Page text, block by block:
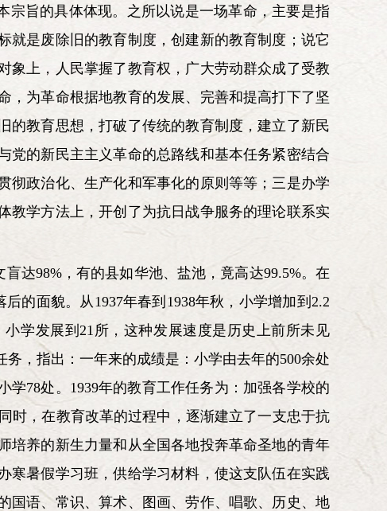
宗旨的具体体现。之所以说是一场革命，主要是指
就是废除旧的教育制度，创建新的教育制度；说它
象上，人民掌握了教育权，广大劳动群众成了受教
，为革命根据地教育的发展、完善和提高打下了坚
的教育思想，打破了传统的教育制度，建立了新民
党的新民主主义革命的总路线和基本任务紧密结合
彻政治化、生产化和军事化的原则等等；三是办学
教学方法上，开创了为抗日战争服务的理论联系实
达98%，有的县如华池、盐池，竟高达99.5%。在
的面貌。从1937年春到1938年秋，小学增加到2.2
学发展到21所，这种发展速度是历史上前所未见
，指出：一年来的成绩是：小学由去年的500余处
学78处。1939年的教育工作任务为：加强各学校的
时，在教育改革的过程中，逐渐建立了一支忠于抗
培养的新生力量和从全国各地投奔革命圣地的青年
寒暑假学习班，供给学习材料，使这支队伍在实践
国语、常识、算术、图画、劳作、唱歌、历史、地